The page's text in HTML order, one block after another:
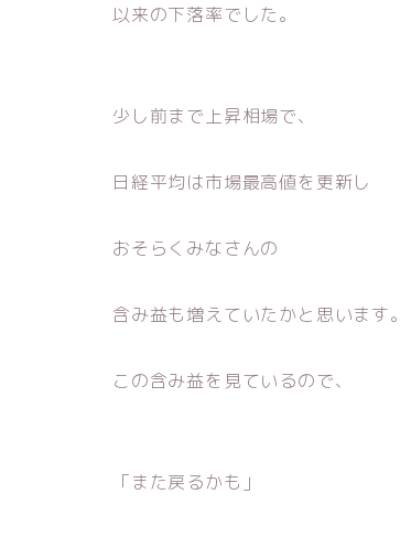
以来の下落率でした。
少し前まで上昇相場で、
日経平均は市場最高値を更新し
おそらくみなさんの
含み益も増えていたかと思います。
この含み益を見ているので、
「また戻るかも」